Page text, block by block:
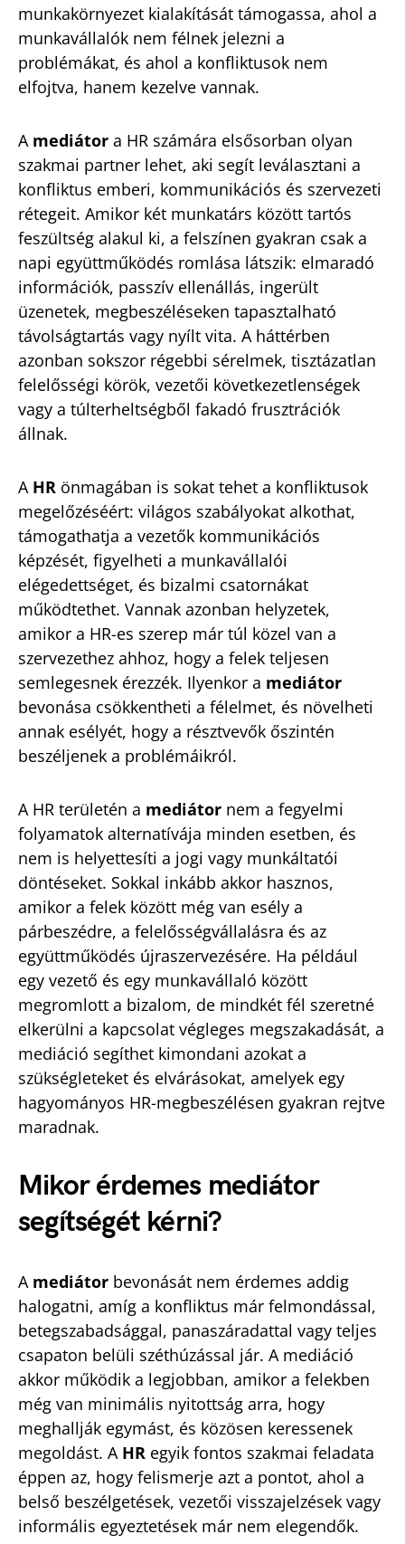
munkakörnyezet kialakítását támogassa, ahol a
munkavállalók nem félnek jelezni a
problémákat, és ahol a konfliktusok nem
elfojtva, hanem kezelve vannak.
A mediátor a HR számára elsősorban olyan
szakmai partner lehet, aki segít leválasztani a
konfliktus emberi, kommunikációs és szervezeti
rétegeit. Amikor két munkatárs között tartós
feszültség alakul ki, a felszínen gyakran csak a
napi együttműködés romlása látszik: elmaradó
információk, passzív ellenállás, ingerült
üzenetek, megbeszéléseken tapasztalható
távolságtartás vagy nyílt vita. A háttérben
azonban sokszor régebbi sérelmek, tisztázatlan
felelősségi körök, vezetői következetlenségek
vagy a túlterheltségből fakadó frusztrációk
állnak.
A HR önmagában is sokat tehet a konfliktusok
megelőzéséért: világos szabályokat alkothat,
támogathatja a vezetők kommunikációs
képzését, figyelheti a munkavállalói
elégedettséget, és bizalmi csatornákat
működtethet. Vannak azonban helyzetek,
amikor a HR-es szerep már túl közel van a
szervezethez ahhoz, hogy a felek teljesen
semlegesnek érezzék. Ilyenkor a mediátor
bevonása csökkentheti a félelmet, és növelheti
annak esélyét, hogy a résztvevők őszintén
beszéljenek a problémáikról.
A HR területén a mediátor nem a fegyelmi
folyamatok alternatívája minden esetben, és
nem is helyettesíti a jogi vagy munkáltatói
döntéseket. Sokkal inkább akkor hasznos,
amikor a felek között még van esély a
párbeszédre, a felelősségvállalásra és az
együttműködés újraszervezésére. Ha például
egy vezető és egy munkavállaló között
megromlott a bizalom, de mindkét fél szeretné
elkerülni a kapcsolat végleges megszakadását, a
mediáció segíthet kimondani azokat a
szükségleteket és elvárásokat, amelyek egy
hagyományos HR-megbeszélésen gyakran rejtve
maradnak.
Mikor érdemes mediátor
segítségét kérni?
A mediátor bevonását nem érdemes addig
halogatni, amíg a konfliktus már felmondással,
betegszabadsággal, panaszáradattal vagy teljes
csapaton belüli széthúzással jár. A mediáció
akkor működik a legjobban, amikor a felekben
még van minimális nyitottság arra, hogy
meghallják egymást, és közösen keressenek
megoldást. A HR egyik fontos szakmai feladata
éppen az, hogy felismerje azt a pontot, ahol a
belső beszélgetések, vezetői visszajelzések vagy
informális egyeztetések már nem elegendők.